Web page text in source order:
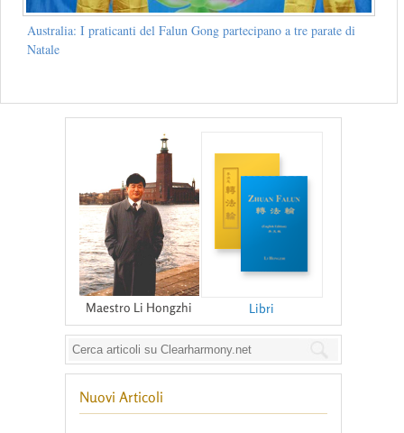
Australia: I praticanti del Falun Gong partecipano a tre parate di
Natale
Maestro Li Hongzhi Libri
Nuovi Articoli